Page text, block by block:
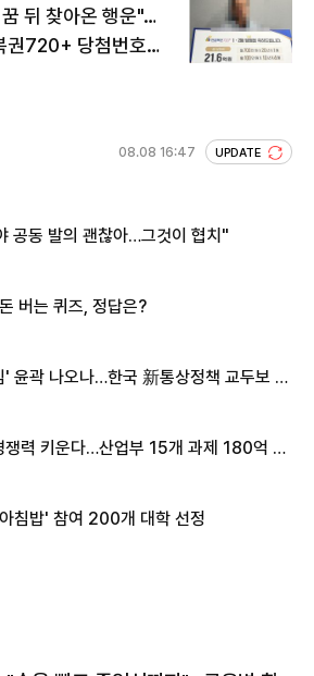
뒤 찾아온 행운"…
권720+ 당첨번호조
08.08 16:47 UPDATE
공동 발의 괜찮아…그것이 협치"
버는 퀴즈, 정답은?
' 윤곽 나오나…한국 新통상정책 교두보 활
쟁력 키운다…산업부 15개 과제 180억 지
침밥' 참여 200개 대학 선정